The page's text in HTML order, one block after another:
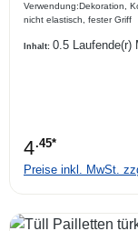
Verwendung:Dekoration,
nicht elastisch, fester Griff
Inhalt: 0.5 Laufende(r)
4.45*
Preise inkl. MwSt.